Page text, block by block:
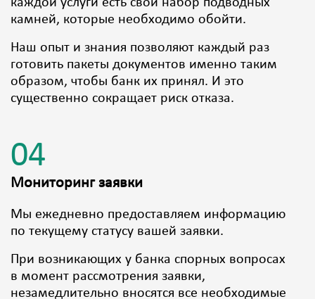
каждой услуги есть свой набор подводных
камней, которые необходимо обойти.
Наш опыт и знания позволяют каждый раз
готовить пакеты документов именно таким
образом, чтобы банк их принял. И это
существенно сокращает риск отказа.
04
Мониторинг заявки
Мы ежедневно предоставляем информацию
по текущему статусу вашей заявки.
При возникающих у банка спорных вопросах
в момент рассмотрения заявки,
незамедлительно вносятся все необходимые